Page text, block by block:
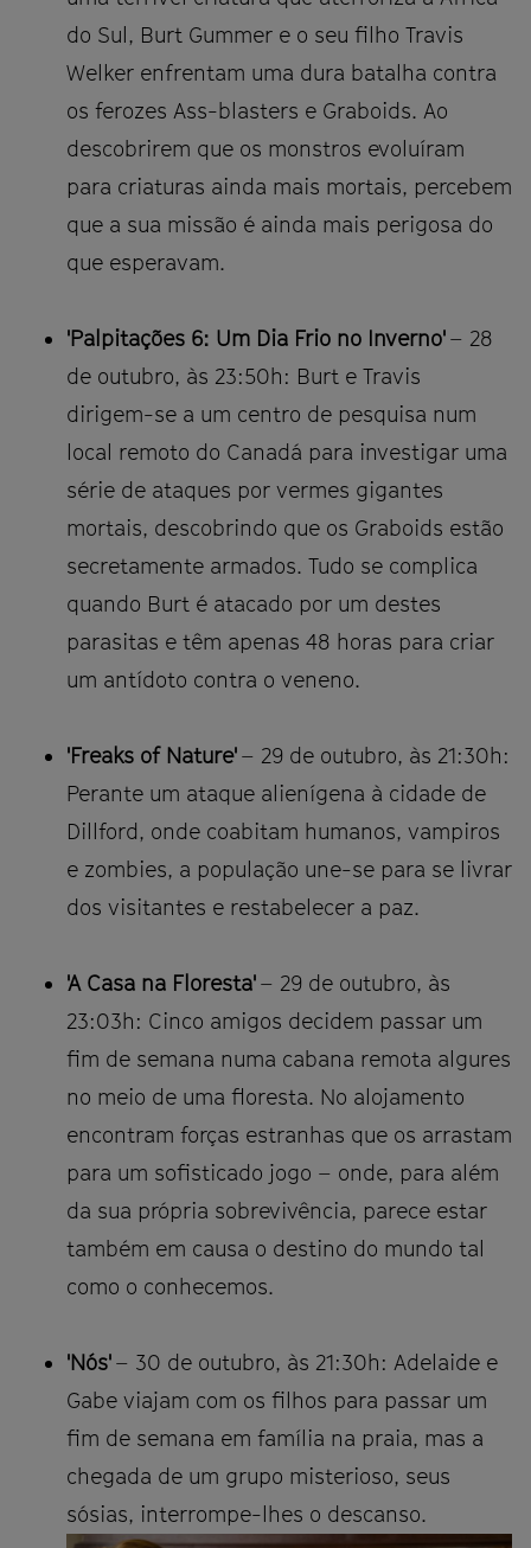
do Sul, Burt Gummer e o seu filho Travis
Welker enfrentam uma dura batalha contra
os ferozes Ass-blasters e Graboids. Ao
descobrirem que os monstros evoluíram
para criaturas ainda mais mortais, percebem
que a sua missão é ainda mais perigosa do
que esperavam.
'Palpitações 6: Um Dia Frio no Inverno'– 28
de outubro, às 23:50h: Burt e Travis
dirigem-se a um centro de pesquisa num
local remoto do Canadá para investigar uma
série de ataques por vermes gigantes
mortais, descobrindo que os Graboids estão
secretamente armados. Tudo se complica
quando Burt é atacado por um destes
parasitas e têm apenas 48 horas para criar
um antídoto contra o veneno.
'Freaks of Nature'– 29 de outubro, às 21:30h:
Perante um ataque alienígena à cidade de
Dillford, onde coabitam humanos, vampiros
e zombies, a população une-se para se livrar
dos visitantes e restabelecer a paz.
'A Casa na Floresta'– 29 de outubro, às
23:03h: Cinco amigos decidem passar um
fim de semana numa cabana remota algures
no meio de uma floresta. No alojamento
encontram forças estranhas que os arrastam
para um sofisticado jogo – onde, para além
da sua própria sobrevivência, parece estar
também em causa o destino do mundo tal
como o conhecemos.
'Nós'– 30 de outubro, às 21:30h: Adelaide e
Gabe viajam com os filhos para passar um
fim de semana em família na praia, mas a
chegada de um grupo misterioso, seus
sósias, interrompe-lhes o descanso.